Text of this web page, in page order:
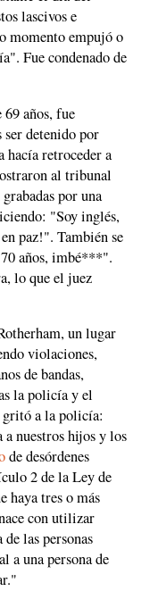
lascivos e
momento empujó o
Fue condenado de
69 años, fue
ser detenido por
hacía retroceder a
al tribunal
por una
"Soy inglés,
paz!". También se
años, imbé***".
lo que el juez
un lugar
violaciones,
de bandas,
la policía y el
a la policía:
a nuestros hijos y los
de desórdenes
2 de la Ley de
haya tres o más
con utilizar
las personas
a una persona de